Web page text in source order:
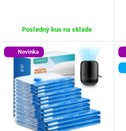
Posledný kus na sklade
Novinka